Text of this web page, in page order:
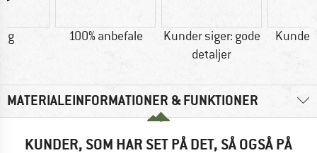
g 100% anbefale
Kunder siger: gode
detaljer
Kunder
MATERIALEINFORMATIONER & FUNKTIONER
KUNDER, SOM HAR SET PÅ DET, SÅ OGSÅ PÅ